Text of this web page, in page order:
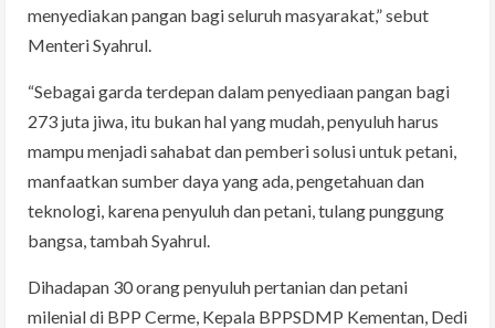
menyediakan pangan bagi seluruh masyarakat,” sebut
Menteri Syahrul.
“Sebagai garda terdepan dalam penyediaan pangan bagi
273 juta jiwa, itu bukan hal yang mudah, penyuluh harus
mampu menjadi sahabat dan pemberi solusi untuk petani,
manfaatkan sumber daya yang ada, pengetahuan dan
teknologi, karena penyuluh dan petani, tulang punggung
bangsa, tambah Syahrul.
Dihadapan 30 orang penyuluh pertanian dan petani
milenial di BPP Cerme, Kepala BPPSDMP Kementan, Dedi